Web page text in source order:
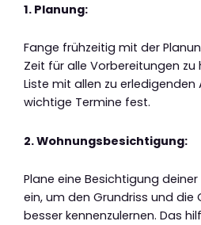
1. Planung:
Fange frühzeitig mit der
Zeit für alle Vorbereitungen zu
Liste mit allen zu
wichtige Termine fest.
2. Wohnungsbesichtigung:
Plane eine Besichtigung
ein, um den Grundriss und die
besser kennenzulernen. Das